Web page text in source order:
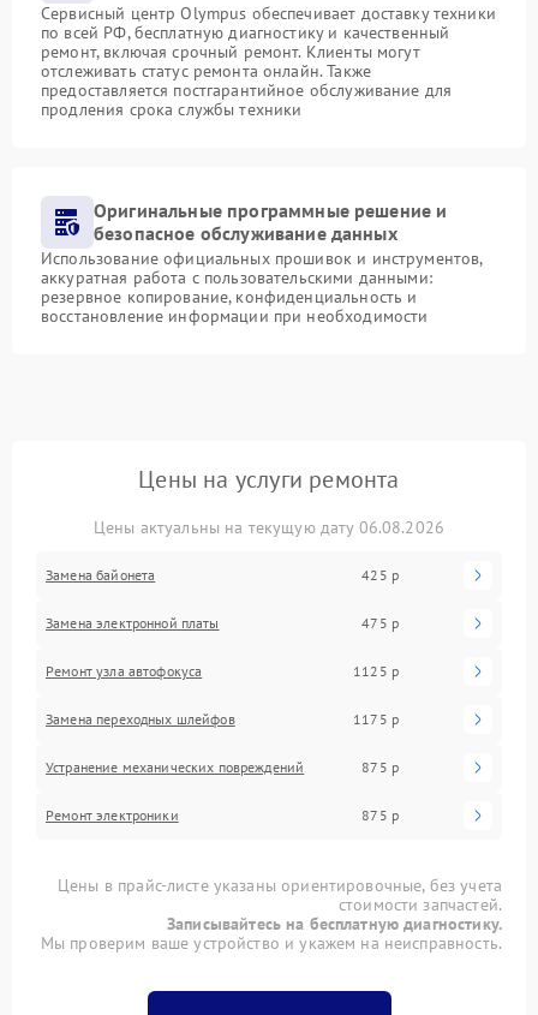
Сервисный центр Olympus обеспечивает доставку техники
по всей РФ, бесплатную диагностику и качественный
ремонт, включая срочный ремонт. Клиенты могут
отслеживать статус ремонта онлайн. Также
предоставляется постгарантийное обслуживание для
продления срока службы техники
Оригинальные программные решение и
безопасное обслуживание данных
Использование официальных прошивок и инструментов,
аккуратная работа с пользовательскими данными:
резервное копирование, конфиденциальность и
восстановление информации при необходимости
Цены на услуги ремонта
Цены актуальны на текущую дату 06.08.2026
Замена байонета 425 р
Замена электронной платы 475 р
Ремонт узла автофокуса 1125 р
Замена переходных шлейфов 1175 р
Устранение механических повреждений 875 р
Ремонт электроники 875 р
Цены в прайс-листе указаны ориентировочные, без учета
стоимости запчастей.
Записывайтесь на бесплатную диагностику.
Мы проверим ваше устройство и укажем на неисправность.